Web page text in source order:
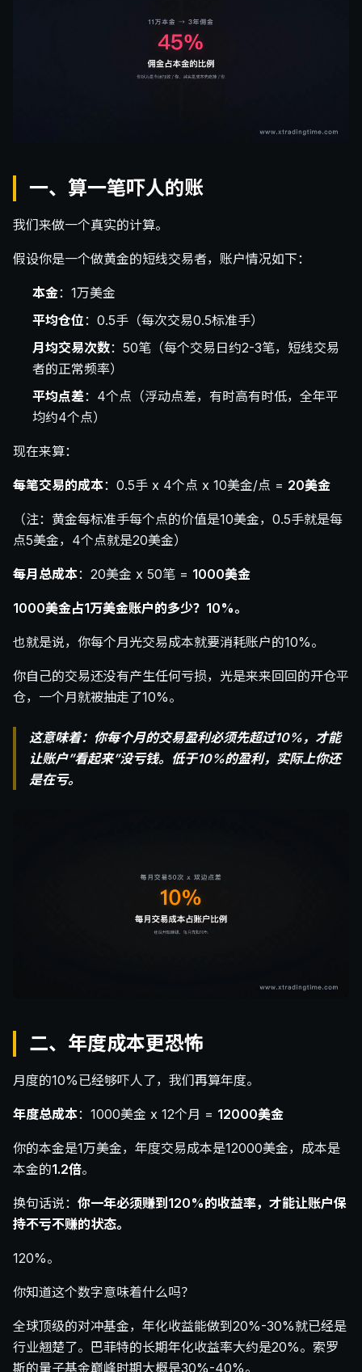
一、算一笔吓人的账
我们来做一个真实的计算。
假设你是一个做黄金的短线交易者，账户情况如下：
本金：1万美金
平均仓位：0.5手（每次交易0.5标准手）
月均交易次数：50笔（每个交易日约2-3笔，短线交易
者的正常频率）
平均点差：4个点（浮动点差，有时高有时低，全年平
均约4个点）
现在来算：
每笔交易的成本：0.5手 x 4个点 x 10美金/点 = 20美金
（注：黄金每标准手每个点的价值是10美金，0.5手就是每
点5美金，4个点就是20美金）
每月总成本：20美金 x 50笔 = 1000美金
1000美金占1万美金账户的多少？10%。
也就是说，你每个月光交易成本就要消耗账户的10%。
你自己的交易还没有产生任何亏损，光是来来回回的开仓平
仓，一个月就被抽走了10%。
这意味着：你每个月的交易盈利必须先超过10%，才能
让账户”看起来”没亏钱。低于10%的盈利，实际上你还
是在亏。
二、年度成本更恐怖
月度的10%已经够吓人了，我们再算年度。
年度总成本：1000美金 x 12个月 = 12000美金
你的本金是1万美金，年度交易成本是12000美金，成本是
本金的1.2倍。
换句话说： 你一年必须赚到120%的收益率，才能让账户保
持不亏不赚的状态。
120%。
你知道这个数字意味着什么吗？
全球顶级的对冲基金，年化收益能做到20%-30%就已经是
行业翘楚了。巴菲特的长期年化收益率大约是20%。索罗
斯的量子基金巅峰时期大概是30%-40%。